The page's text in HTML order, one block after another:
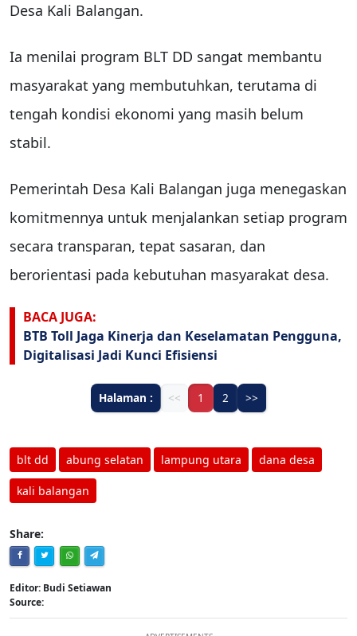
Desa Kali Balangan.
Ia menilai program BLT DD sangat membantu
masyarakat yang membutuhkan, terutama di
tengah kondisi ekonomi yang masih belum
stabil.
Pemerintah Desa Kali Balangan juga menegaskan
komitmennya untuk menjalankan setiap program
secara transparan, tepat sasaran, dan
berorientasi pada kebutuhan masyarakat desa.
BACA JUGA:
BTB Toll Jaga Kinerja dan Keselamatan Pengguna,
Digitalisasi Jadi Kunci Efisiensi
Halaman : << 1 2 >>
blt dd abung selatan lampung utara dana desa
kali balangan
Share:
Editor: Budi Setiawan
Source: